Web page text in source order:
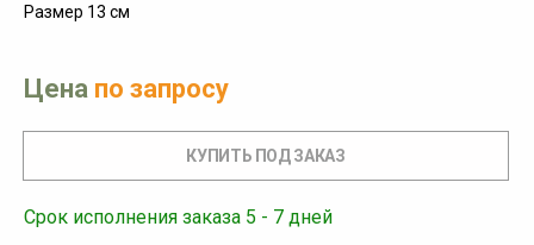
Размер 13 см
Цена по запросу
Срок исполнения заказа 5 - 7 дней